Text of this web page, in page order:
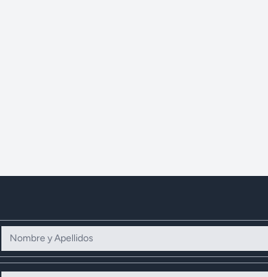
Nombre y Apellidos
Correo electrónico